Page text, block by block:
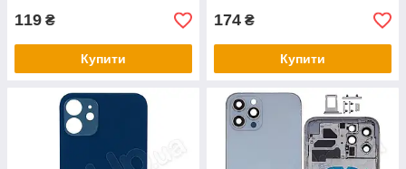
119 ₴
Купити
174 ₴
Купити